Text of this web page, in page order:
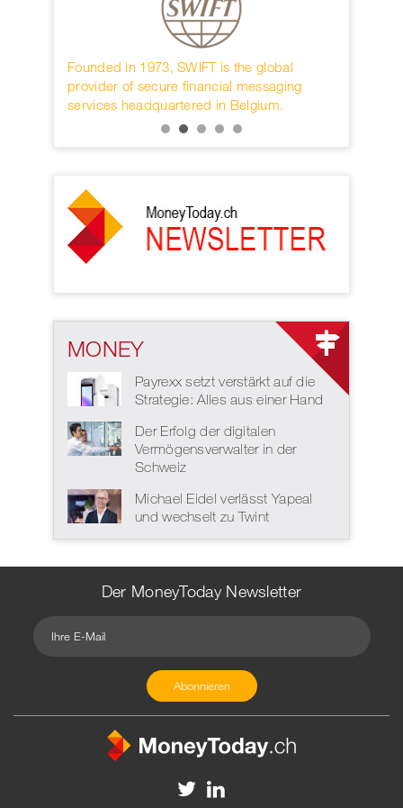
SWIFT is the global
financial messaging
in Belgium.
Die internationale Business-
nächster Durchführung für 2022
MONEY
Payrexx setzt verstärkt auf die
Strategie: Alles aus einer Hand
Der Erfolg der digitalen
Vermögensverwalter in der
Schweiz
Michael Eidel verlässt Yapeal
und wechselt zu Twint
Der MoneyToday Newsletter